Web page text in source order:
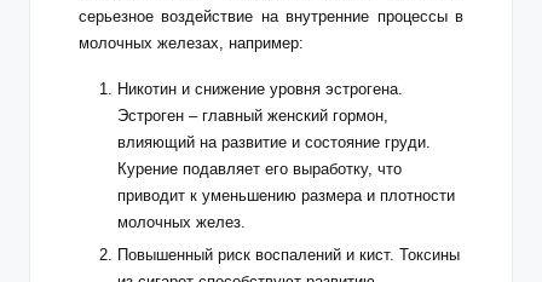
серьезное воздействие на внутренние процессы в
молочных железах, например:
Никотин и снижение уровня эстрогена.
Эстроген – главный женский гормон,
влияющий на развитие и состояние груди.
Курение подавляет его выработку, что
приводит к уменьшению размера и плотности
молочных желез.
Повышенный риск воспалений и кист. Токсины